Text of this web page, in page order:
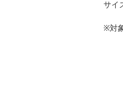
サイ
※対